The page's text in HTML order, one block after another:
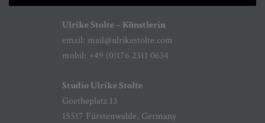
Ulrike Stolte – Künstlerin
email: mail@ulrikestolte.com
mobil: +49 (0)176 2311 0634
Studio Ulrike Stolte
Goetheplatz 13
15517 Fürstenwalde, Germany